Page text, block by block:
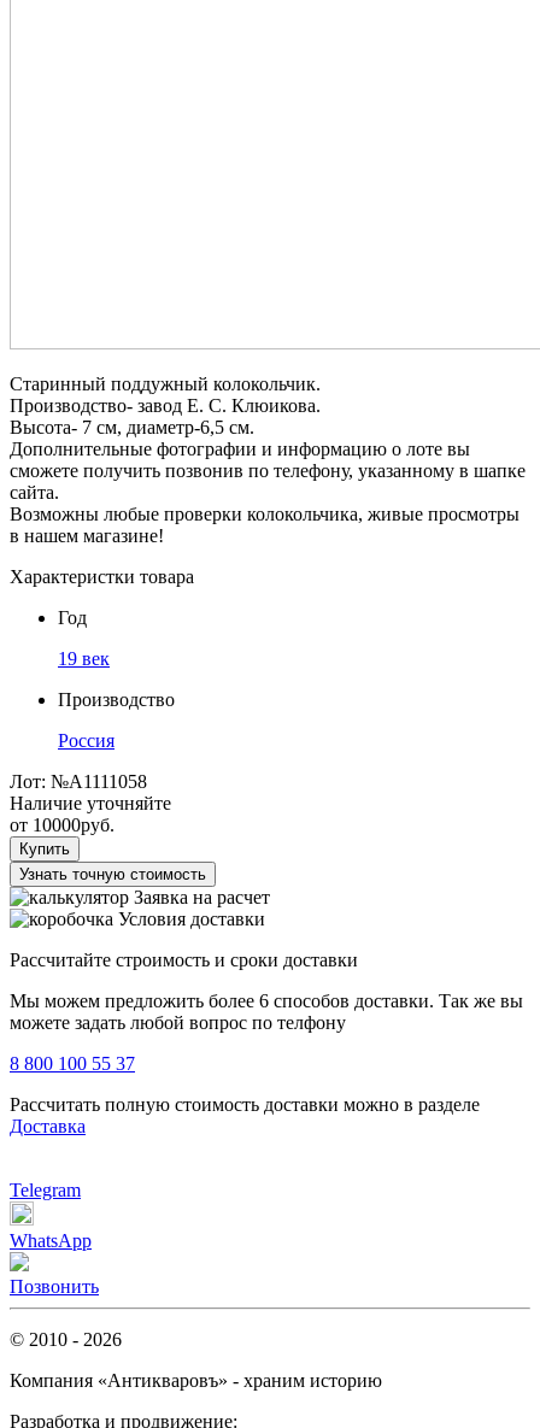
Старинный поддужный колокольчик.
Производство- завод Е. С. Клюикова.
Высота- 7 см, диаметр-6,5 см.
Дополнительные фотографии и информацию о лоте вы
сможете получить позвонив по телефону, указанному в шапке
сайта.
Возможны любые проверки колокольчика, живые просмотры
в нашем магазине!
Характеристки товара
Год
19 век
Производство
Россия
Лот: №А1111058
Наличие уточняйте
от 10000руб.
Купить
Узнать точную стоимость
Заявка на расчет
Условия доставки
Рассчитайте строимость и сроки доставки
Мы можем предложить более 6 способов доставки. Так же вы
можете задать любой вопрос по телфону
8 800 100 55 37
Рассчитать полную стоимость доставки можно в разделе
Доставка
Telegram
WhatsApp
Позвонить
© 2010 - 2026
Компания «Антикваровъ» - храним историю
Разработка и продвижение: